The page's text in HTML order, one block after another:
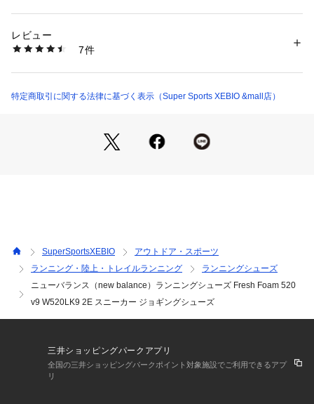
※弊社独自の採寸・計量方法により計測を行っておりますた
め、多少の誤差が生じる場合がございます。
ある場合がございます。ご理解、ご了承の上、お買い求めくだ
容内とさせていただいております。
左右の紐に10cm以上の差がある場合はメールにてお問い合わ
予告なく変更することがあります。あらかじめご了承くださ
い。2025年春夏モデル 2025ssmodel ニューバランス new bal
ance newbalance スーパースポーツゼビオ ゼビオ Super Spo
rts XEBIO トレーニングシューズ 靴 ランニングシューズ Lad
02sp 10sh02sp max39coupon toprun2503l pm_mothersday
25 newitem2504 sch_recsh sunsh0516 ss25cp06 2025_06
_rss_shoes run0622 通気性素材 2024_nbsl_sh ss25509cpn
ニング ＞ ランニングシューズ
商品番号： 1540000433982
レビュー
7件
特定商取引に関する法律に基づく表示（Super Sports XEBIO &mall店）
SuperSportsXEBIO
アウトドア・スポーツ
ランニング・陸上・トレイルランニング
ランニングシューズ
ニューバランス（new balance）ランニングシューズ Fresh Foam 520
v9 W520LK9 2E スニーカー ジョギングシューズ
三井ショッピングパークアプリ
全国の三井ショッピングパークポイント対象施設でご利用できるアプ
リ